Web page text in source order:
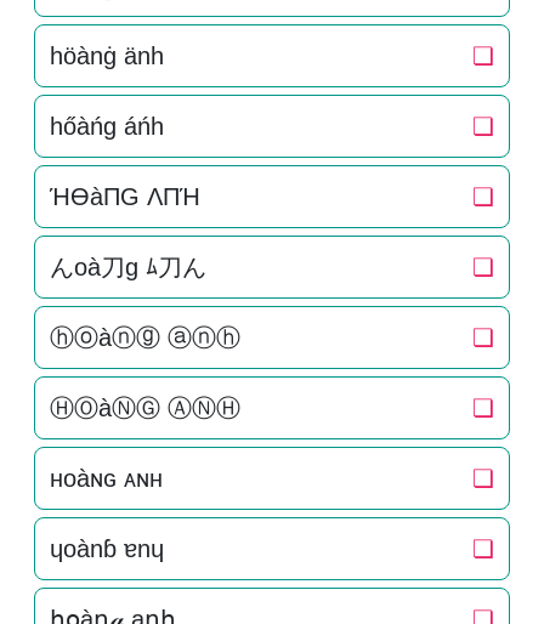
höànġ änh ❏
hőàńg áńh ❏
ΉӨàПG ΛПΉ ❏
んoà刀g ﾑ刀ん ❏
ⓗⓞàⓝⓖ ⓐⓝⓗ ❏
ⒽⓄàⓃⒼ ⒶⓃⒽ ❏
нoàɴԍ ᴀɴн ❏
ɥoànɓ ɐnɥ ❏